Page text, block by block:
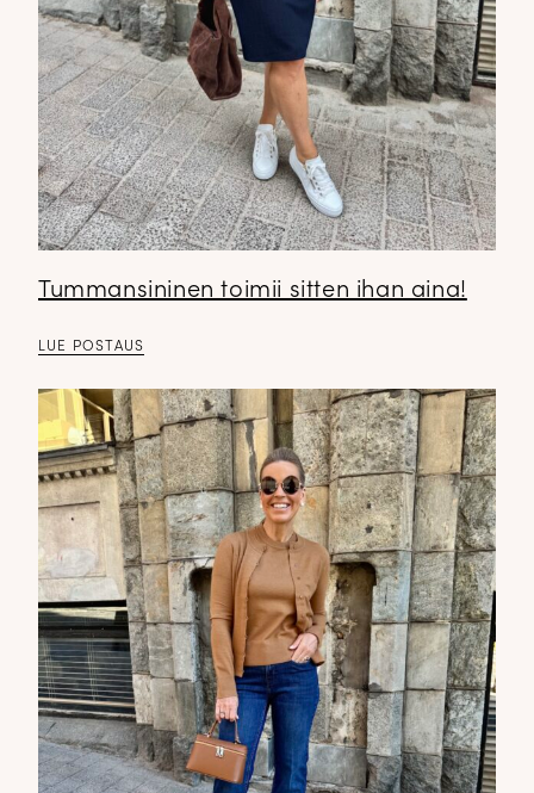
Tummansininen toimii sitten ihan aina!
LUE POSTAUS